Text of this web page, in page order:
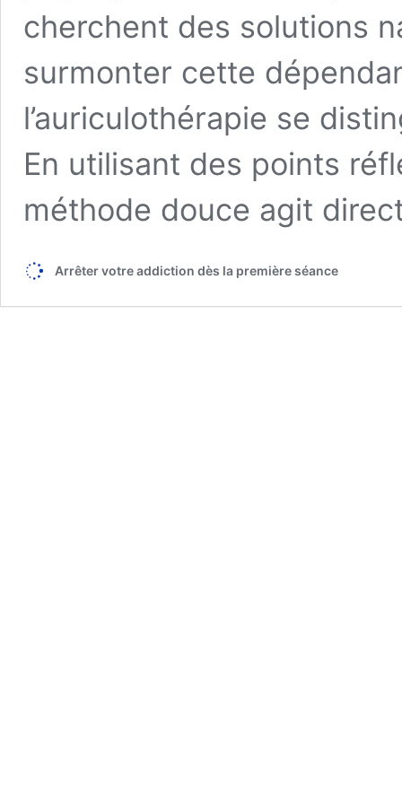
cherchent des solutions
surmonter cette
l’auriculothérapie se
En utilisant des points
méthode douce agit
Arrêter votre addiction dès la première séance